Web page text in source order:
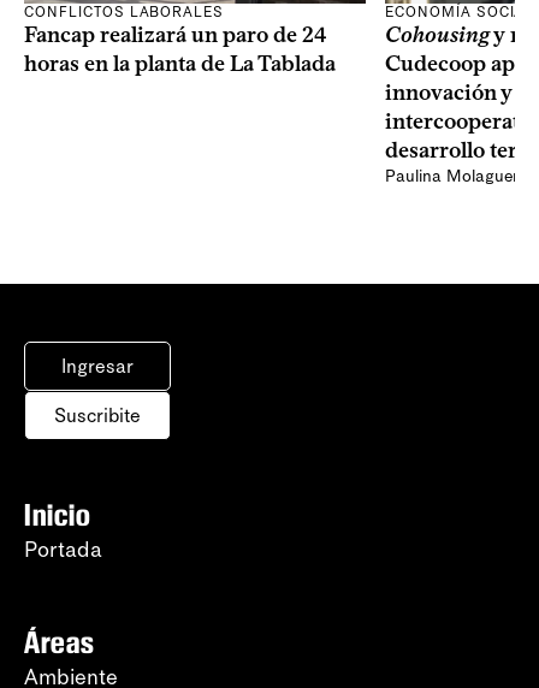
CONFLICTOS LABORALES
Fancap realizará un paro de 24
horas en la planta de La Tablada
ECONOMÍA SOCIAL
Cohousingy
Cudecoop
innovación y el
desarrollo
Paulina Molaguero
Ingresar
Suscribite
Inicio
Portada
Áreas
Ambiente